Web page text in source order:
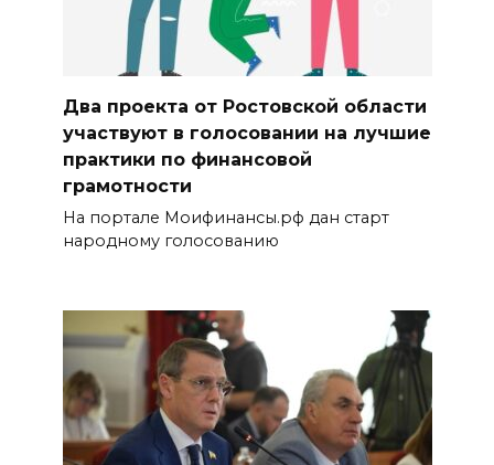
Два проекта от Ростовской области
участвуют в голосовании на лучшие
практики по финансовой
грамотности
На портале Моифинансы.рф дан старт
народному голосованию